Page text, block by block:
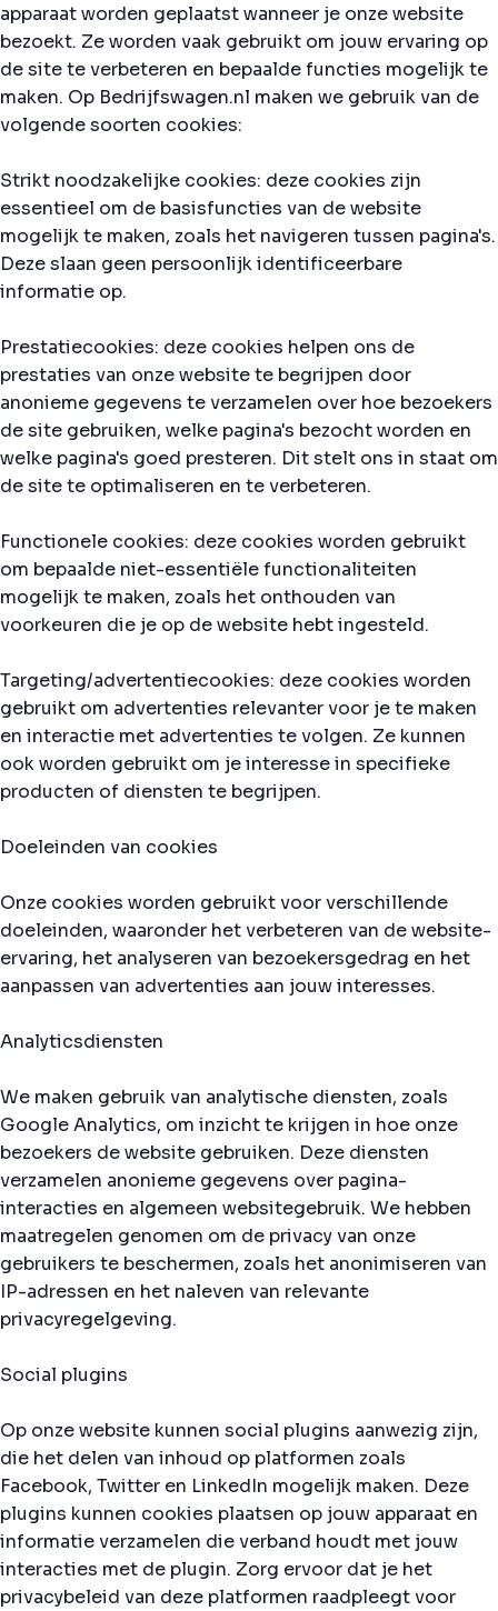
apparaat worden geplaatst wanneer je onze website
bezoekt. Ze worden vaak gebruikt om jouw ervaring op
de site te verbeteren en bepaalde functies mogelijk te
maken. Op Bedrijfswagen.nl maken we gebruik van de
volgende soorten cookies:
Strikt noodzakelijke cookies: deze cookies zijn
essentieel om de basisfuncties van de website
mogelijk te maken, zoals het navigeren tussen pagina's.
Deze slaan geen persoonlijk identificeerbare
informatie op.
Prestatiecookies: deze cookies helpen ons de
prestaties van onze website te begrijpen door
anonieme gegevens te verzamelen over hoe bezoekers
de site gebruiken, welke pagina's bezocht worden en
welke pagina's goed presteren. Dit stelt ons in staat om
de site te optimaliseren en te verbeteren.
Functionele cookies: deze cookies worden gebruikt
om bepaalde niet-essentiële functionaliteiten
mogelijk te maken, zoals het onthouden van
voorkeuren die je op de website hebt ingesteld.
Targeting/advertentiecookies: deze cookies worden
gebruikt om advertenties relevanter voor je te maken
en interactie met advertenties te volgen. Ze kunnen
ook worden gebruikt om je interesse in specifieke
producten of diensten te begrijpen.
Doeleinden van cookies
Onze cookies worden gebruikt voor verschillende
doeleinden, waaronder het verbeteren van de website-
ervaring, het analyseren van bezoekersgedrag en het
aanpassen van advertenties aan jouw interesses.
Analyticsdiensten
We maken gebruik van analytische diensten, zoals
Google Analytics, om inzicht te krijgen in hoe onze
bezoekers de website gebruiken. Deze diensten
verzamelen anonieme gegevens over pagina-
interacties en algemeen websitegebruik. We hebben
maatregelen genomen om de privacy van onze
gebruikers te beschermen, zoals het anonimiseren van
IP-adressen en het naleven van relevante
privacyregelgeving.
Social plugins
Op onze website kunnen social plugins aanwezig zijn,
die het delen van inhoud op platformen zoals
Facebook, Twitter en LinkedIn mogelijk maken. Deze
plugins kunnen cookies plaatsen op jouw apparaat en
informatie verzamelen die verband houdt met jouw
interacties met de plugin. Zorg ervoor dat je het
privacybeleid van deze platformen raadpleegt voor